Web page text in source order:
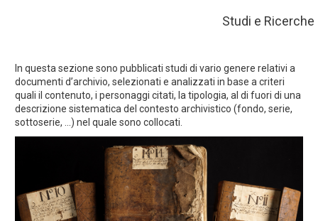
Studi e Ricerche
In questa sezione sono pubblicati studi di vario genere relativi a
documenti d’archivio, selezionati e analizzati in base a criteri
quali il contenuto, i personaggi citati, la tipologia, al di fuori di una
descrizione sistematica del contesto archivistico (fondo, serie,
sottoserie, ...) nel quale sono collocati.